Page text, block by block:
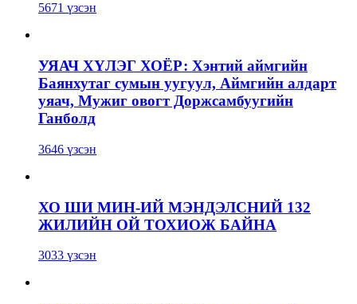
5671 үзсэн
УЯАЧ ХҮЛЭГ ХОЁР: Хэнтий аймгийн
Баянхутаг сумын уугуул, Аймгийн алдарт
уяач, Мужиг овогт Доржсамбуугийн
Ганболд
3646 үзсэн
ХО ШИ МИН-ИЙ МЭНДЭЛСНИЙ 132
ЖИЛИЙН ОЙ ТОХИОЖ БАЙНА
3033 үзсэн